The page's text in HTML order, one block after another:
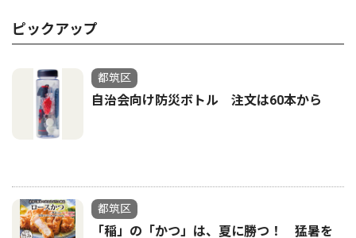
ピックアップ
都筑区
自治会向け防災ボトル 注文は60本から
都筑区
「稲」の「かつ」は、夏に勝つ！ 猛暑を